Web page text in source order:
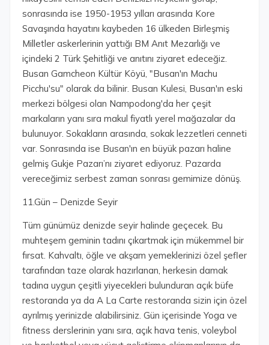
sonrasında ise 1950-1953 yılları arasında Kore
Savaşında hayatını kaybeden 16 ülkeden Birleşmiş
Milletler askerlerinin yattığı BM Anıt Mezarlığı ve
içindeki 2 Türk Şehitliği ve anıtını ziyaret edeceğiz.
Busan Gamcheon Kültür Köyü, "Busan'ın Machu
Picchu'su" olarak da bilinir. Busan Kulesi, Busan'ın eski
merkezi bölgesi olan Nampodong'da her çeşit
markaların yanı sıra makul fiyatlı yerel mağazalar da
bulunuyor. Sokakların arasında, sokak lezzetleri cenneti
var. Sonrasında ise Busan'ın en büyük pazarı haline
gelmiş Gukje Pazarı’nı ziyaret ediyoruz. Pazarda
vereceğimiz serbest zaman sonrası gemimize dönüş.
11.Gün – Denizde Seyir
Tüm günümüz denizde seyir halinde geçecek. Bu
muhteşem geminin tadını çıkartmak için mükemmel bir
fırsat. Kahvaltı, öğle ve akşam yemeklerinizi özel şefler
tarafından taze olarak hazırlanan, herkesin damak
tadına uygun çeşitli yiyecekleri bulunduran açık büfe
restoranda ya da A La Carte restoranda sizin için özel
ayrılmış yerinizde alabilirsiniz. Gün içerisinde Yoga ve
fitness derslerinin yanı sıra, açık hava tenis, voleybol